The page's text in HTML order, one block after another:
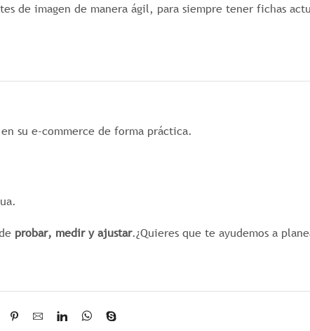
de imagen de manera ágil, para siempre tener fichas
su e-commerce de forma práctica.
probar, medir y ajustar.¿Quieres que te ayudemos a